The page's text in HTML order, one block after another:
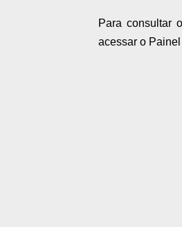
Para consultar
acessar o